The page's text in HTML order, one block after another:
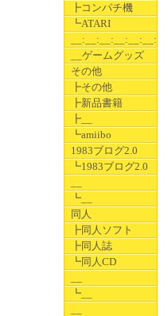
┣コンパチ機
┗ATARI
__:__:__:__:__:__:__
__ゲームグッズ
その他
┣その他
┣新品書籍
┣__
┗amiibo
1983ブログ2.0
┗1983ブログ2.0
┗__
同人
┣同人ソフト
┣同人誌
┗同人CD
┗__